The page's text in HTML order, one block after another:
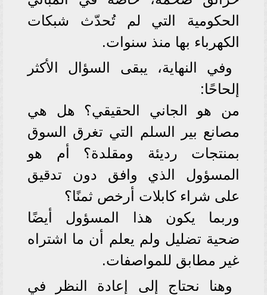
الحكومية التي لم تُحدّث شبكات
الكهرباء بها منذ سنوات.
وفي النهاية، يبقى السؤال الأكثر
إلحاحًا:
من هو الجاني الحقيقي؟ هل هي
مصانع بير السلم التي تغرق السوق
بمنتجات رديئة ومقلدة؟ أم هو
المسؤول الذي وافق دون تدقيق
على شراء كابلات أرخص ثمنًا؟
وربما يكون هذا المسؤول أيضًا
ضحية تضليل ولم يعلم أن ما اشتراه
غير مطابق للمواصفات.
وهنا نحتاج إلى إعادة النظر في